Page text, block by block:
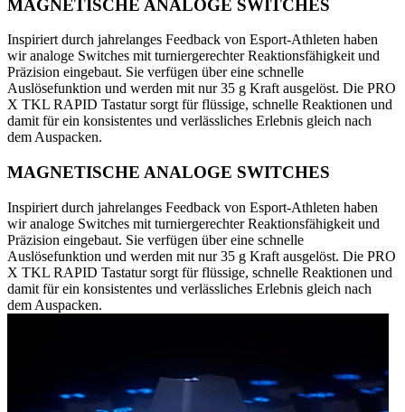
MAGNETISCHE ANALOGE SWITCHES
Inspiriert durch jahrelanges Feedback von Esport-Athleten haben
wir analoge Switches mit turniergerechter Reaktionsfähigkeit und
Präzision eingebaut. Sie verfügen über eine schnelle
Auslösefunktion und werden mit nur 35 g Kraft ausgelöst. Die PRO
X TKL RAPID Tastatur sorgt für flüssige, schnelle Reaktionen und
damit für ein konsistentes und verlässliches Erlebnis gleich nach
dem Auspacken.
MAGNETISCHE ANALOGE SWITCHES
Inspiriert durch jahrelanges Feedback von Esport-Athleten haben
wir analoge Switches mit turniergerechter Reaktionsfähigkeit und
Präzision eingebaut. Sie verfügen über eine schnelle
Auslösefunktion und werden mit nur 35 g Kraft ausgelöst. Die PRO
X TKL RAPID Tastatur sorgt für flüssige, schnelle Reaktionen und
damit für ein konsistentes und verlässliches Erlebnis gleich nach
dem Auspacken.